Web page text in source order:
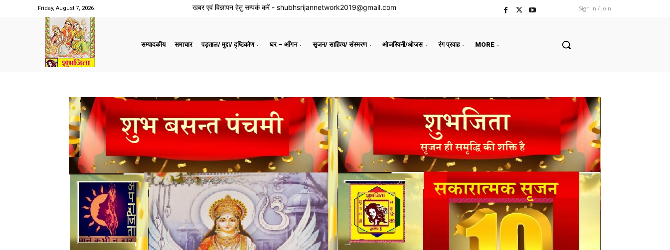
Friday, August 7, 2026 खबर एवं विज्ञापन हेतु सम्पर्क करें - shubhsrijannetwork2019@gmail.com Sign in / Join
सम्पादकीय समाचार पड़ताल/ मुद्दा/ दृष्टिकोण घर – आँगन सृजन/ साहित्य/ संस्मरण ओजस्विनी/ओजस रंग प्रवाह MORE